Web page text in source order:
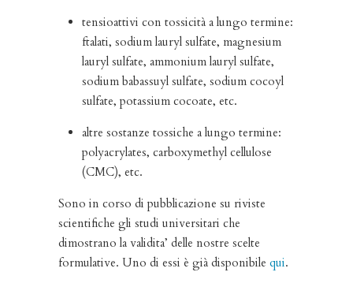
tensioattivi con tossicità a lungo termine:
ftalati, sodium lauryl sulfate, magnesium
lauryl sulfate, ammonium lauryl sulfate,
sodium babassuyl sulfate, sodium cocoyl
sulfate, potassium cocoate, etc.
altre sostanze tossiche a lungo termine:
polyacrylates, carboxymethyl cellulose
(CMC), etc.
Sono in corso di pubblicazione su riviste
scientifiche gli studi universitari che
dimostrano la validita’ delle nostre scelte
formulative. Uno di essi è già disponibile qui.